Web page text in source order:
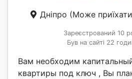
Дніпро (Може
Зареєстрований 10
Був на сайті 22
Вам необходим
квартиры под ключ , Вы